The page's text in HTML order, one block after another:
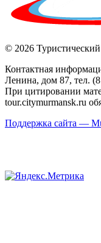
© 2026
Контактная
Ленина, дом 87, тел.
При цитировании
tour.citymurmansk.ru
Поддержка сайта —